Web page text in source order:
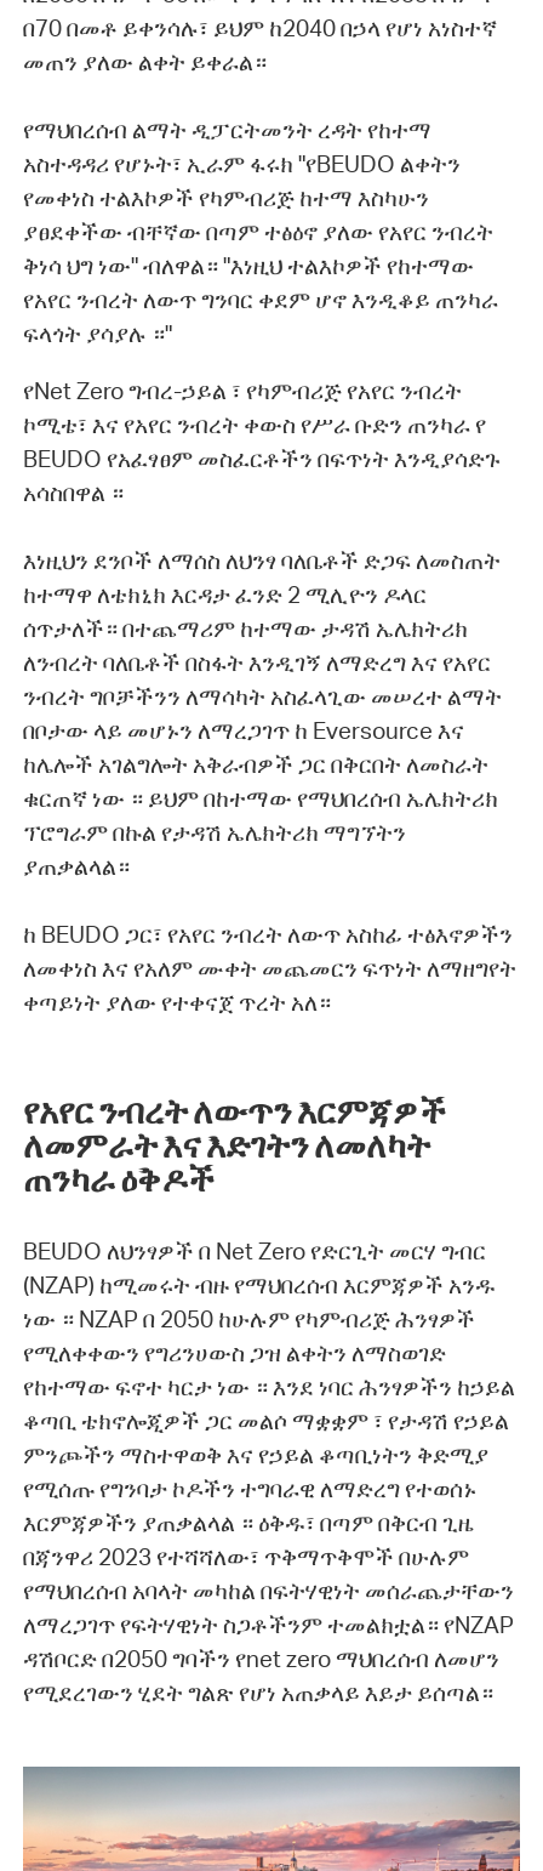
በ70 በመቶ ይቀንሳሉ፣ ይህም ከ2040 በኃላ የሆነ አነስተኛ
መጠን ያለው ልቀት ይቀራል።
የማህበረሰብ ልማት ዲፓርትመንት ረዳት የከተማ
አስተዳዳሪ የሆኑት፣ ኢራም ፋሩክ "የBEUDO ልቀትን
የመቀነስ ተልእኮዎች የካምብሪጅ ከተማ እስካሁን
ያፀደቀችው ብቸኛው በጣም ተፅዕኖ ያለው የአየር ንብረት
ቅነሳ ህግ ነው" ብለዋል። "እነዚህ ተልእኮዎች የከተማው
የአየር ንብረት ለውጥ ግንባር ቀደም ሆኖ እንዲቆይ ጠንካራ
ፍላጎት ያሳያሉ ።"
የNet Zero ግብረ-ኃይል ፣ የካምብሪጅ የአየር ንብረት
ኮሚቴ፣ እና የአየር ንብረት ቀውስ የሥራ ቡድን ጠንካራ የ
BEUDO የአፈፃፀም መስፈርቶችን በፍጥነት እንዲያሳድጉ
አሳስበዋል ።
እነዚህን ደንቦች ለማሰስ ለህንፃ ባለቤቶች ድጋፍ ለመስጠት
ከተማዋ ለቴክኒክ እርዳታ ፈንድ 2 ሚሊዮን ዶላር
ሰጥታለች። በተጨማሪም ከተማው ታዳሽ ኤሌክትሪክ
ለንብረት ባለቤቶች በስፋት እንዲገኝ ለማድረግ እና የአየር
ንብረት ግቦቻችንን ለማሳካት አስፈላጊው መሠረተ ልማት
በቦታው ላይ መሆኑን ለማረጋገጥ ከ Eversource እና
ከሌሎች አገልግሎት አቅራብዎች ጋር በቅርበት ለመስራት
ቁርጠኛ ነው ። ይህም በከተማው የማህበረሰብ ኤሌክትሪክ
ፕሮግራም በኩል የታዳሽ ኤሌክትሪክ ማግኘትን
ያጠቃልላል።
ከ BEUDO ጋር፣ የአየር ንብረት ለውጥ አስከፊ ተፅእኖዎችን
ለመቀነስ እና የአለም ሙቀት መጨመርን ፍጥነት ለማዘግየት
ቀጣይነት ያለው የተቀናጀ ጥረት አለ።
የአየር ንብረት ለውጥን እርምጃዎች
ለመምራት እና እድገትን ለመለካት
ጠንካራ ዕቅዶች
BEUDO ለህንፃዎች በ Net Zero የድርጊት መርሃ ግብር
(NZAP) ከሚመሩት ብዙ የማህበረሰብ እርምጃዎች አንዱ
ነው ። NZAP በ 2050 ከሁሉም የካምብሪጅ ሕንፃዎች
የሚለቀቀውን የግሪንሀውስ ጋዝ ልቀትን ለማስወገድ
የከተማው ፍኖተ ካርታ ነው ። እንደ ነባር ሕንፃዎችን ከኃይል
ቆጣቢ ቴክኖሎጂዎች ጋር መልሶ ማቋቋም ፣ የታዳሽ የኃይል
ምንጮችን ማስተዋወቅ እና የኃይል ቆጣቢነትን ቅድሚያ
የሚሰጡ የግንባታ ኮዶችን ተግባራዊ ለማድረግ የተወሰኑ
እርምጃዎችን ያጠቃልላል ። ዕቅዱ፣ በጣም በቅርብ ጊዜ
በጃንዋሪ 2023 የተሻሻለው፣ ጥቅማጥቅሞች በሁሉም
የማህበረሰብ አባላት መካከል በፍትሃዊነት መሰራጨታቸውን
ለማረጋገጥ የፍትሃዊነት ስጋቶችንም ተመልክቷል። የNZAP
ዳሽቦርድ በ2050 ግባችን የnet zero ማህበረሰብ ለመሆን
የሚደረገውን ሂደት ግልጽ የሆነ አጠቃላይ እይታ ይሰጣል።